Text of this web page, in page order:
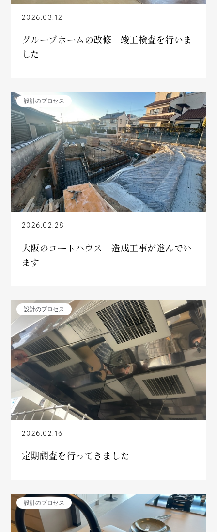
2026.03.12
グループホームの改修 竣工検査を行いま
した
設計のプロセス
2026.02.28
大阪のコートハウス 造成工事が進んでい
ます
設計のプロセス
2026.02.16
定期調査を行ってきました
設計のプロセス